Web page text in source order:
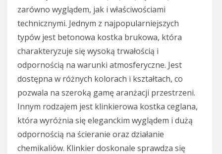
zarówno wyglądem, jak i właściwościami
technicznymi. Jednym z najpopularniejszych
typów jest betonowa kostka brukowa, która
charakteryzuje się wysoką trwałością i
odpornością na warunki atmosferyczne. Jest
dostępna w różnych kolorach i kształtach, co
pozwala na szeroką gamę aranżacji przestrzeni.
Innym rodzajem jest klinkierowa kostka ceglana,
która wyróżnia się eleganckim wyglądem i dużą
odpornością na ścieranie oraz działanie
chemikaliów. Klinkier doskonale sprawdza się